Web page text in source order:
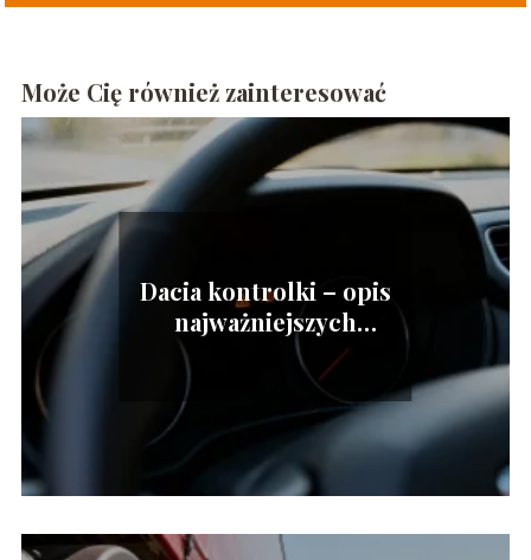
Może Cię również zainteresować
Dacia kontrolki – opis
najważniejszych
kontrolek na desce